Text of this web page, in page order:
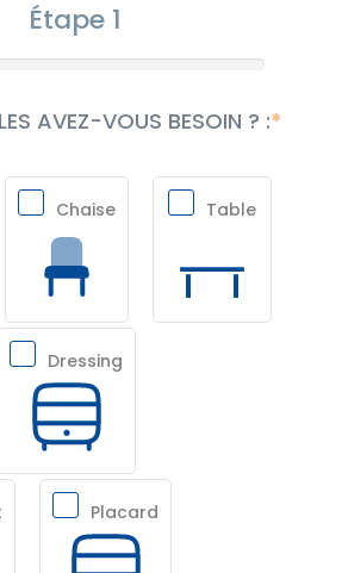
Étape 1
AVEZ-VOUS BESOIN ? :
Chaise Table
Dressing
Placard